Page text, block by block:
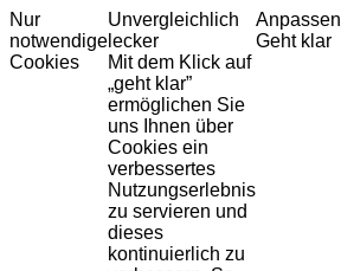
Nur
notwendige
Cookies
Unvergleichlich
lecker
Mit dem Klick auf
„geht klar”
ermöglichen Sie
uns Ihnen über
Cookies ein
verbessertes
Nutzungserlebnis
zu servieren und
dieses
kontinuierlich zu
Anpassen
Geht klar